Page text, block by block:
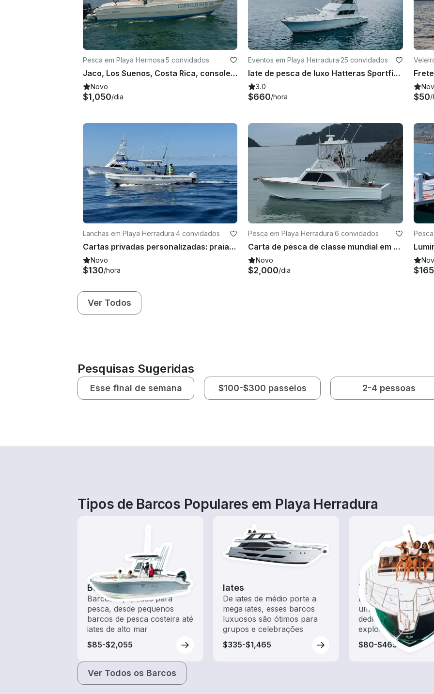
Pesca em Playa Hermosa·5 convidados
Jaco, Los Suenos, Costa Rica, console central de 28 pés,
Novo
$1,050/dia
Eventos em Playa Herradura·25 convidados
Iate de pesca de luxo Hatteras Sportfisher de 65 pés para alugar em Jacó
3.0
$660/hora $50/
Lanchas em Playa Herradura·4 convidados
Cartas privadas personalizadas: praia, mergulho com snorkel e aventuras oceânicas em Herradura
Novo
$130/hora
Pesca em Playa Herradura·6 convidados
Carta de pesca de classe mundial em Herradura, Costa Rica
Novo
$2,000/dia $165
Ver Todos
Pesquisas Sugeridas
Esse final de semana $100-$300 passeios 2-4 pessoas
Tipos de Barcos Populares em Playa Herradura
Barcos de pesca
Barcos equipados para
pesca, desde pequenos
barcos de pesca costeira até
iates de alto mar
$85-$2,055
Iates
De iates de médio porte a
mega iates, esses barcos
luxuosos são ótimos para
grupos e celebrações
$335-$1,465
Tours
Explore as águas
um aluguel de barco
dedicado a passeios
exploração
$80-$465
Ver Todos os Barcos